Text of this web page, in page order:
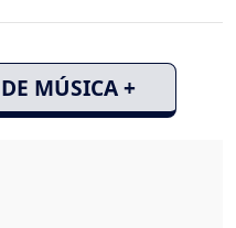
MÚSICA +